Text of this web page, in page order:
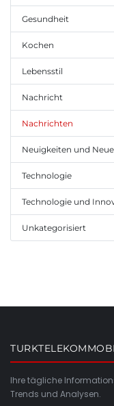
Gesundheit
Kochen
Lebensstil
Nachricht
Nachrichten
Neuigkeiten und
Technologie
Technologie und
Unkategorisiert
Ihre tägliche
Trends und Analysen.